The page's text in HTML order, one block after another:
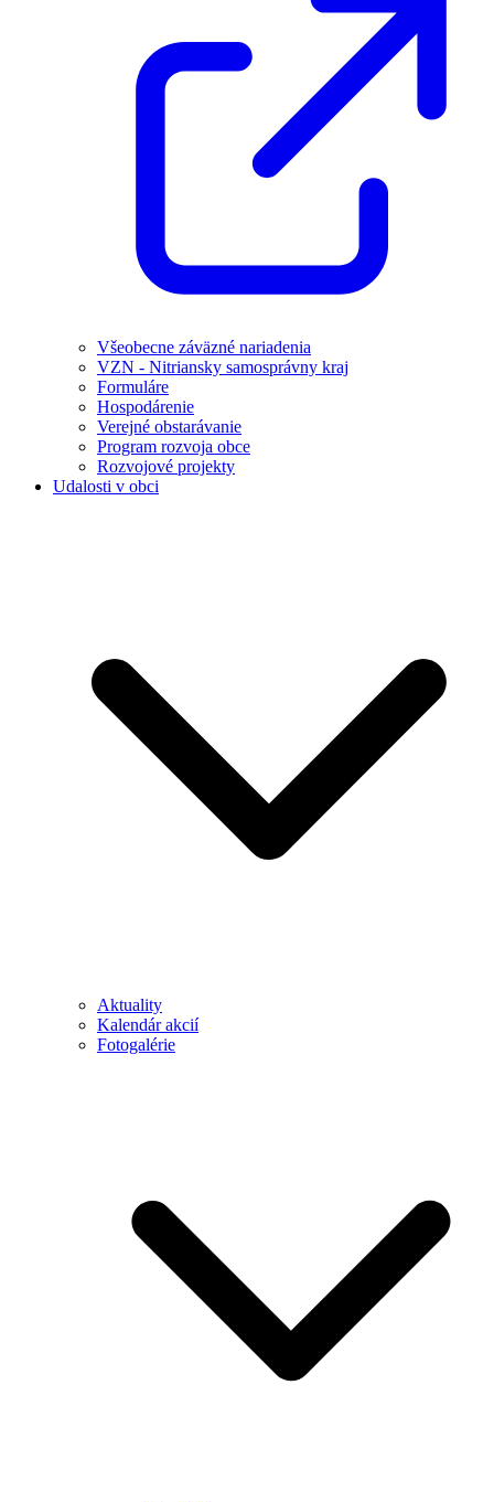
Všeobecne záväzné nariadenia
VZN - Nitriansky samosprávny kraj
Formuláre
Hospodárenie
Verejné obstarávanie
Program rozvoja obce
Rozvojové projekty
Udalosti v obci
Aktuality
Kalendár akcií
Fotogalérie